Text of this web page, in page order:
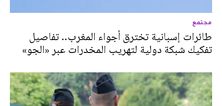
مجتمع
طائرات إسبانية تخترق أجواء المغرب.. تفاصيل
تفكيك شبكة دولية لتهريب المخدرات عبر «الجو»